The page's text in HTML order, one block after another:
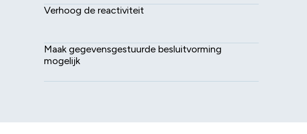
Verhoog de reactiviteit
Maak gegevensgestuurde besluitvorming
mogelijk